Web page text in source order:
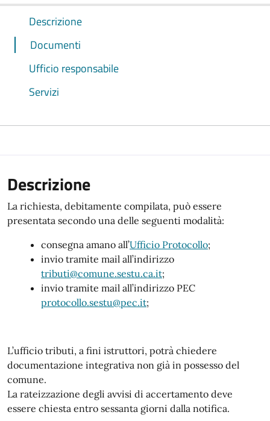
Descrizione
Documenti
Ufficio responsabile
Servizi
Descrizione
La richiesta, debitamente compilata, può essere
presentata secondo una delle seguenti modalità:
consegna amano all’Ufficio Protocollo;
invio tramite mail all’indirizzo
tributi@comune.sestu.ca.it;
invio tramite mail all’indirizzo PEC
protocollo.sestu@pec.it;
L’ufficio tributi, a fini istruttori, potrà chiedere
documentazione integrativa non già in possesso del
comune.
La rateizzazione degli avvisi di accertamento deve
essere chiesta entro sessanta giorni dalla notifica.